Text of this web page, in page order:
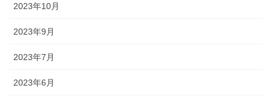
2023年10月
2023年9月
2023年7月
2023年6月